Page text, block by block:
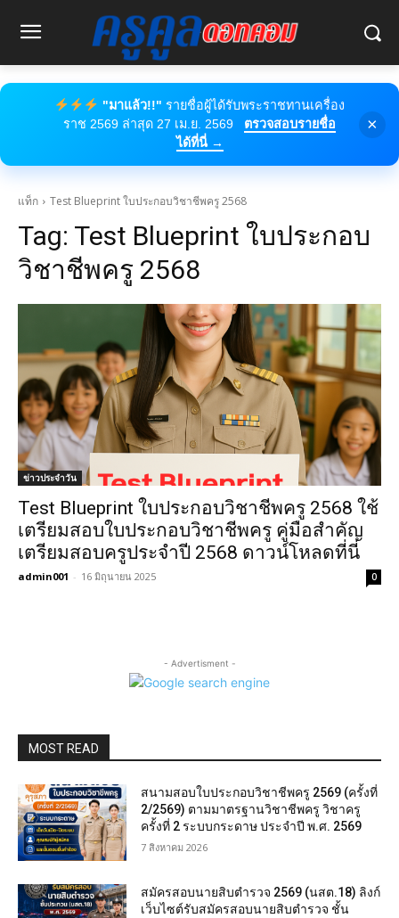
"มาแล้ว!!" รายชื่อผู้ได้รับพระราชทานเครื่อง
ราช 2569 ล่าสุด 27 เม.ย. 2569
ตรวจสอบรายชื่อ
ได้ที่นี่ →
×
แท็ก Test Blueprint ใบประกอบวิชาชีพครู 2568
Tag: Test Blueprint ใบประกอบ
วิชาชีพครู 2568
ข่าวประจำวัน
Test Blueprint ใบประกอบวิชาชีพครู 2568 ใช้
เตรียมสอบใบประกอบวิชาชีพครู คู่มือสำคัญ
เตรียมสอบครูประจำปี 2568 ดาวน์โหลดที่นี่
admin001 - 16 มิถุนายน 2025 0
- Advertisment -
MOST READ
สนามสอบใบประกอบวิชาชีพครู 2569 (ครั้งที่
2/2569) ตามมาตรฐานวิชาชีพครู วิชาครู
ครั้งที่ 2 ระบบกระดาษ ประจำปี พ.ศ. 2569
7 สิงหาคม 2026
สมัครสอบนายสิบตำรวจ 2569 (นสต.18) ลิงก์
เว็บไซต์รับสมัครสอบนายสิบตำรวจ ชั้น